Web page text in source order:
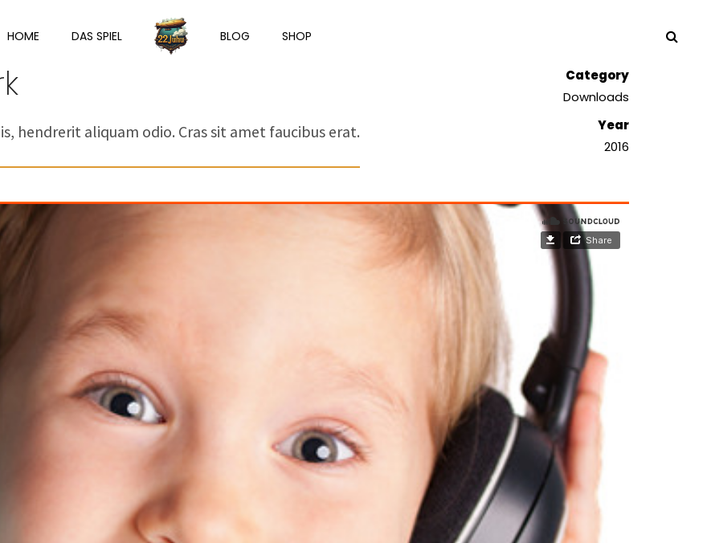
HOME DAS SPIEL BLOG SHOP
hendrerit aliquam odio. Cras sit amet faucibus erat.
Category
Downloads
Year
2016